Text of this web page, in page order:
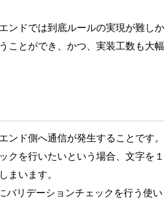
ンドでは到底ルールの実現が難しか
ことができ、かつ、実装工数も大幅
ド側へ通信が発生することです。
クを行いたいという場合、文字を１
まいます。
バリデーションチェックを行う使い